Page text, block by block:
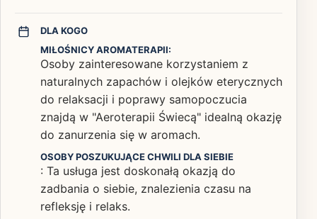
DLA KOGO
MIŁOŚNICY AROMATERAPII:
Osoby zainteresowane korzystaniem z
naturalnych zapachów i olejków eterycznych
do relaksacji i poprawy samopoczucia
znajdą w "Aeroterapii Świecą" idealną okazję
do zanurzenia się w aromach.
OSOBY POSZUKUJĄCE CHWILI DLA SIEBIE
: Ta usługa jest doskonałą okazją do
zadbania o siebie, znalezienia czasu na
refleksję i relaks.